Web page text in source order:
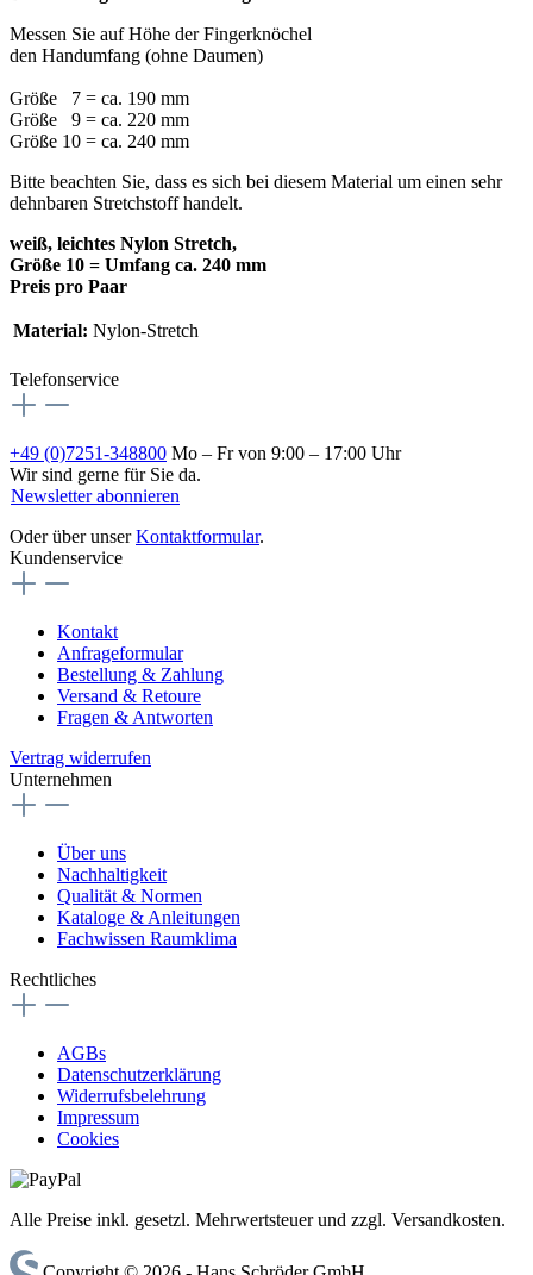
Messen Sie auf Höhe der Fingerknöchel
den Handumfang (ohne Daumen)
Größe 7 = ca. 190 mm
Größe 9 = ca. 220 mm
Größe 10 = ca. 240 mm
Bitte beachten Sie, dass es sich bei diesem Material um einen sehr
dehnbaren Stretchstoff handelt.
weiß, leichtes Nylon Stretch,
Größe 10 = Umfang ca. 240 mm
Preis pro Paar
Material: Nylon-Stretch
Telefonservice
+49 (0)7251-348800 Mo – Fr von 9:00 – 17:00 Uhr
Wir sind gerne für Sie da.
Newsletter abonnieren
Oder über unserKontaktformular.
Kundenservice
Kontakt
Anfrageformular
Bestellung & Zahlung
Versand & Retoure
Fragen & Antworten
Vertrag widerrufen
Unternehmen
Über uns
Nachhaltigkeit
Qualität & Normen
Kataloge & Anleitungen
Fachwissen Raumklima
Rechtliches
AGBs
Datenschutzerklärung
Widerrufsbelehrung
Impressum
Cookies
Alle Preise inkl. gesetzl. Mehrwertsteuer und zzgl. Versandkosten.